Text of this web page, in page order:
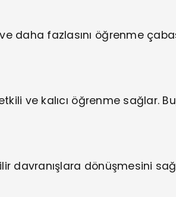
daha fazlasını öğrenme
ve kalıcı öğrenme sağlar.
davranışlara dönüşmesini